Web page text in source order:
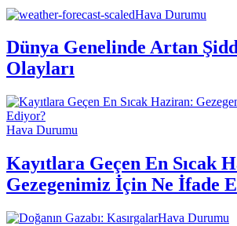
Hava Durumu
Dünya Genelinde Artan
Olayları
Hava Durumu
Kayıtlara Geçen En Sıcak
Gezegenimiz İçin Ne İfade
Hava Durumu